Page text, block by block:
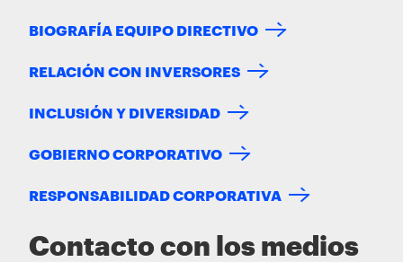
BIOGRAFÍA EQUIPO DIRECTIVO
RELACIÓN CON INVERSORES
INCLUSIÓN Y DIVERSIDAD
GOBIERNO CORPORATIVO
RESPONSABILIDAD CORPORATIVA
Contacto con los medios